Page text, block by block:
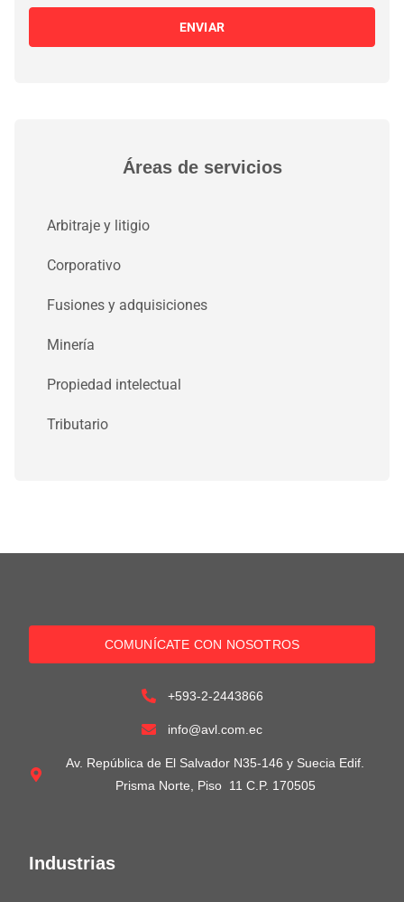
ENVIAR
Áreas de servicios
Arbitraje y litigio
Corporativo
Fusiones y adquisiciones
Minería
Propiedad intelectual
Tributario
Industrias
COMUNÍCATE CON NOSOTROS
+593-2-2443866
info@avl.com.ec
Av. República de El Salvador N35-146 y Suecia Edif.
Prisma Norte, Piso 11 C.P. 170505